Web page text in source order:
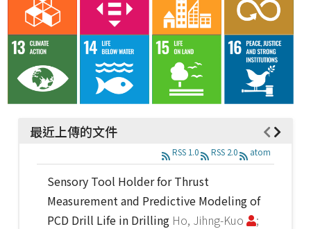
最近上傳的文件
RSS 1.0 RSS 2.0 atom
Sensory Tool Holder for Thrust
Measurement and Predictive Modeling of
PCD Drill Life in Drilling Ho, Jihng-Kuo
;